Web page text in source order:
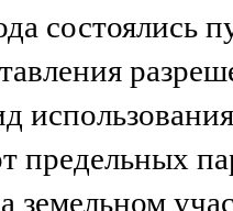
состоялись
предельных
земельном